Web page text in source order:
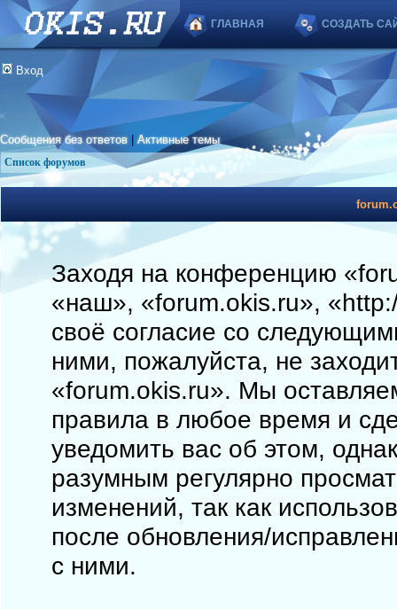
ГЛАВНАЯ СОЗДАТЬ
Вход
Сообщения без ответов |Активные темы
Список форумов
Заходя на конференцию
«наш», «forum.okis.ru»,
своё согласие со
ними, пожалуйста, не
«forum.okis.ru». Мы
правила в любое время и
уведомить вас об этом,
разумным регулярно
изменений, так как
после обновления/
с ними.